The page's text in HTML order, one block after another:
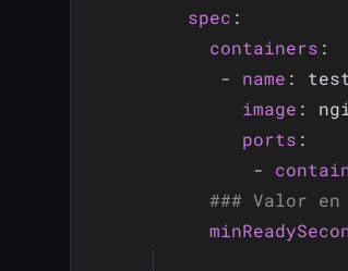
spec :
containers :
-
name :
image :
ports :
-
### Valor en